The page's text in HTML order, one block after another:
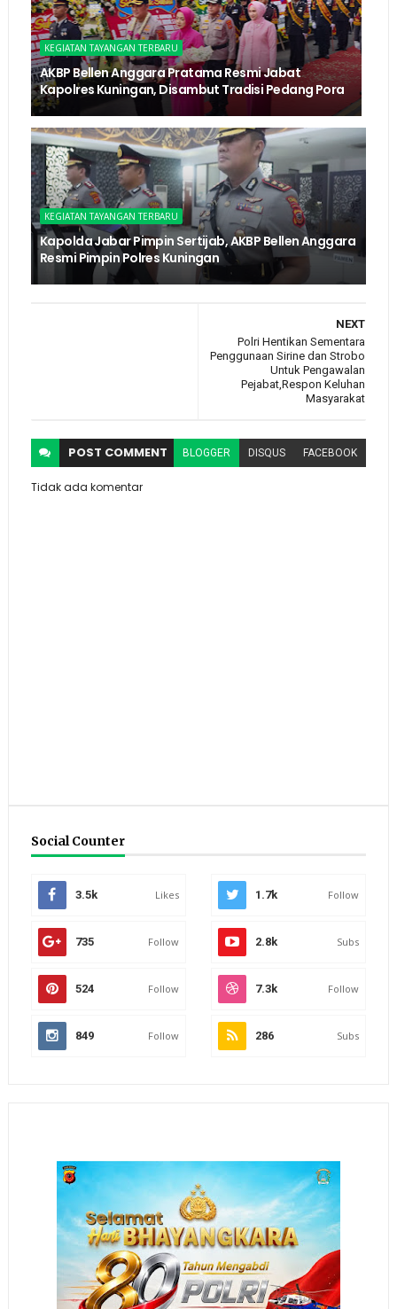
KEGIATAN TAYANGAN TERBARU
AKBP Bellen Anggara Pratama Resmi Jabat
Kapolres Kuningan, Disambut Tradisi Pedang Pora
KEGIATAN TAYANGAN TERBARU
Kapolda Jabar Pimpin Sertijab, AKBP Bellen Anggara
Resmi Pimpin Polres Kuningan
NEXT
Polri Hentikan Sementara
Penggunaan Sirine dan Strobo
Untuk Pengawalan
Pejabat,Respon Keluhan
Masyarakat
POST COMMENT BLOGGER DISQUS FACEBOOK
Tidak ada komentar
Social Counter
3.5k Likes 1.7k Follow
735 Follow 2.8k Subs
524 Follow 7.3k Follow
849 Follow 286 Subs